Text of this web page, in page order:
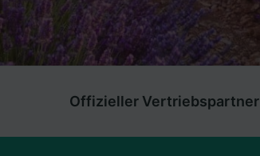
Offizieller Vertriebspartner